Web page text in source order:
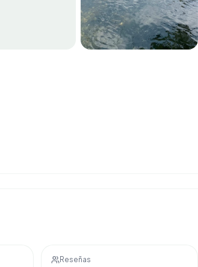
Reseñas